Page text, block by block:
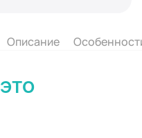
Описание
это